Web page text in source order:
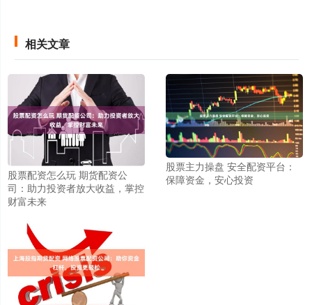
相关文章
股票配资怎么玩 期货配资公
司：助力投资者放大收益，掌控
财富未来
股票主力操盘 安全配资平台：
保障资金，安心投资